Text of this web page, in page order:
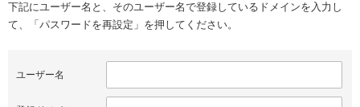
下記にユーザー名と、そのユーザー名で登録しているドメインを入力し
て、「パスワードを再設定」を押してください。
ユーザー名